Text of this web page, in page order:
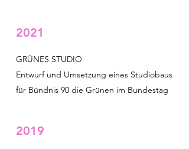
2021
GRÜNES STUDIO
Entwurf und Umsetzung eines Studiobaus
für Bündnis 90 die Grünen im Bundestag
2019